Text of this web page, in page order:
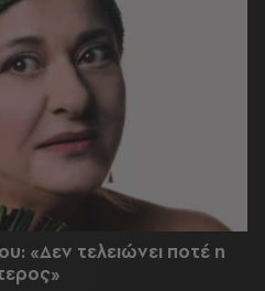
«Δεν τελειώνει ποτέ η